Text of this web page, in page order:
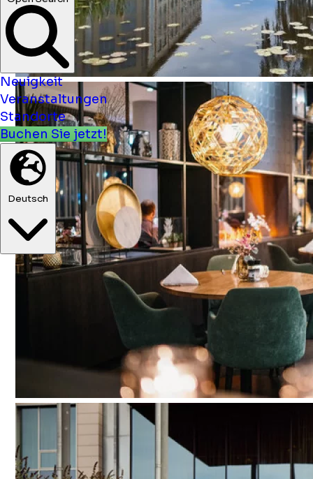
Open Search
Neuigkeit
Veranstaltungen
Standorte
Buchen Sie jetzt!
Deutsch